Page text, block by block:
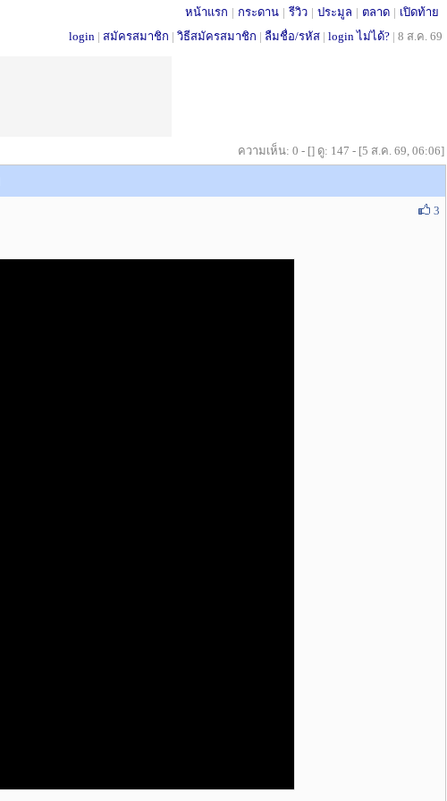
หน้าแรก | กระดาน | รีวิว | ประมูล | ตลาด | เปิดท้าย
login | สมัครสมาชิก | วิธีสมัครสมาชิก | ลืมชื่อ/รหัส | login ไม่ได้? | 8 ส.ค. 69
ความเห็น: 0 - [] ดู: 147 - [5 ส.ค. 69, 06:06]
3